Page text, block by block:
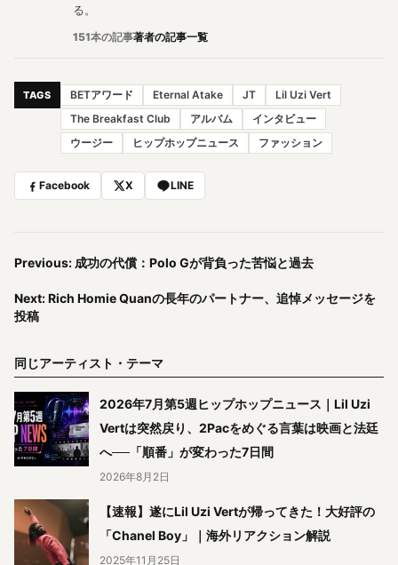
る。
151本の記事著者の記事一覧
TAGS BETアワード Eternal Atake JT
Lil Uzi Vert
The Breakfast Club
アルバム
インタビュー
ウージー
ヒップホップニュース ファッション
Facebook X LINE
Previous: 成功の代償：Polo Gが背負った苦悩と過去
Next: Rich Homie Quanの長年のパートナー、追悼メッセージを
投稿
同じアーティスト・テーマ
2026年7月第5週ヒップホップニュース｜Lil Uzi
Vertは突然戻り、2Pacをめぐる言葉は映画と法廷
へ──「順番」が変わった7日間
2026年8月2日
【速報】遂にLil Uzi Vertが帰ってきた！大好評の
「Chanel Boy」｜海外リアクション解説
2025年11月25日